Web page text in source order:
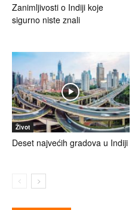
Zanimljivosti o Indiji koje
sigurno niste znali
Život
Deset najvećih gradova u Indiji